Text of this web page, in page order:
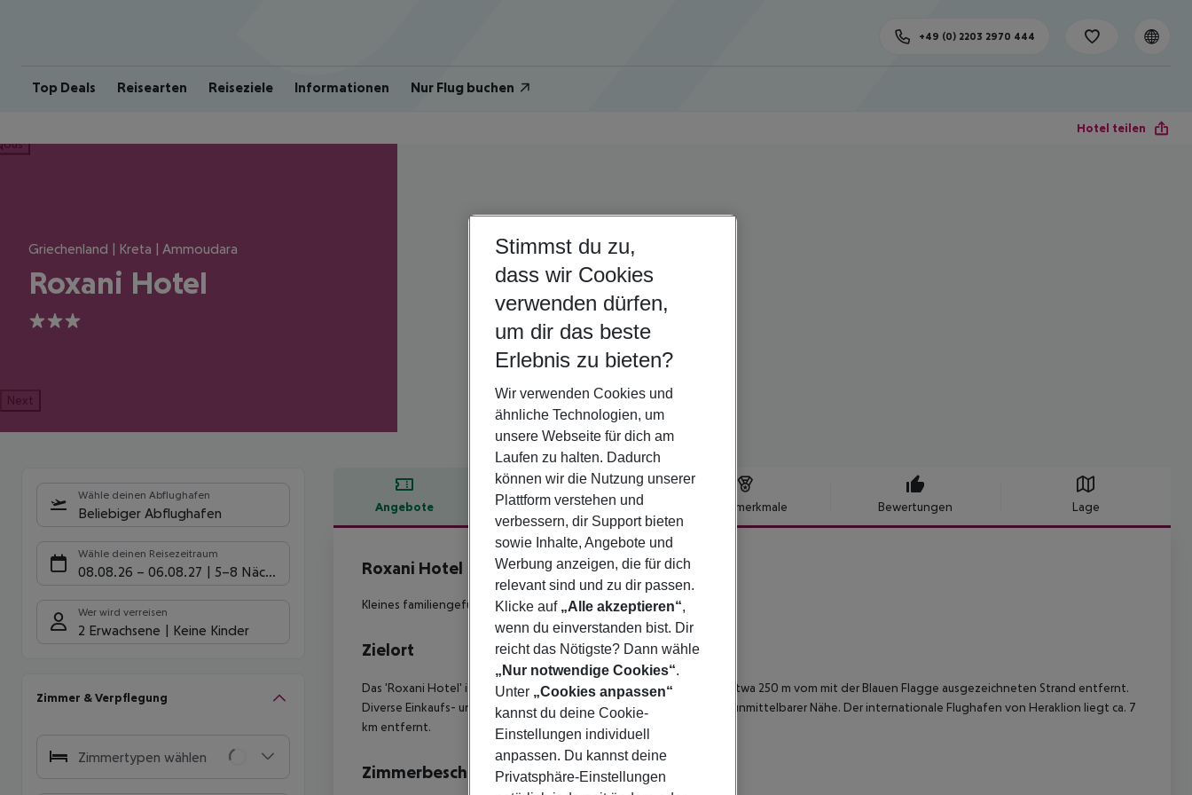
Top Deals Reisearten Reiseziele Informationen Nur Flug buchen
+49 (0) 2203 2970 444
Hotel teilen
Griechenland | Kreta | Ammoudara
Roxani Hotel
3
Next
Wähle deinen Abflughafen
Beliebiger Abflughafen
Wähle deinen Reisezeitraum
08.08.26 – 06.08.27 5-8 Nächte
Wer wird verreisen
2 Erwachsene Keine Kinder
Zimmer & Verpflegung
Zimmertypen wählen
Angebote Hotelbeschreibung Hotelmerkmale Bewertungen Lage
Hotelbeschreibung
Roxani Hotel
Kleines familiengeführtes 3*-Sterne Hotel in Strandnähe!
Zielort
Das 'Roxani Hotel' ist ein kleines Familienhotel in Amoudara und ist etwa 250 m vom mit der Blauen Flagge ausgezeichneten Strand entfernt.
Diverse Einkaufs- und Unterhaltungsmöglichkeiten befinden sich in unmittelbarer Nähe. Der internationale Flughafen von Heraklion liegt ca. 7
km entfernt.
Zimmerbeschreibung
Stimmst du zu,
dass wir Cookies
verwenden dürfen,
um dir das beste
Erlebnis zu bieten?
Wir verwenden Cookies und
ähnliche Technologien, um
unsere Webseite für dich am
Laufen zu halten. Dadurch
können wir die Nutzung unserer
Plattform verstehen und
verbessern, dir Support bieten
sowie Inhalte, Angebote und
Werbung anzeigen, die für dich
relevant sind und zu dir passen.
Klicke auf „Alle akzeptieren“,
wenn du einverstanden bist. Dir
reicht das Nötigste? Dann wähle
„Nur notwendige Cookies“.
Unter „Cookies anpassen“
kannst du deine Cookie-
Einstellungen individuell
anpassen. Du kannst deine
Privatsphäre-Einstellungen